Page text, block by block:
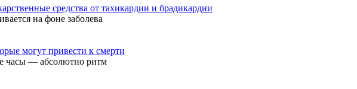
средства от тахикардии и брадикардии
на фоне заболева
могут привести к смерти
часы — абсолютно ритм